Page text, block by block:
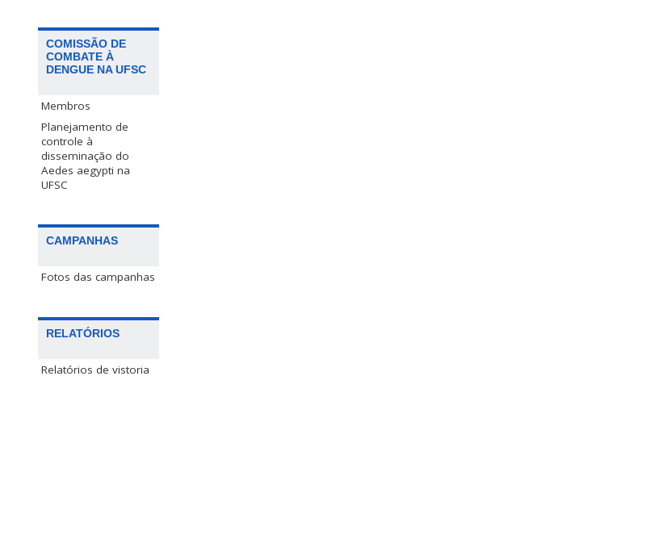
COMISSÃO DE
COMBATE À
DENGUE NA UFSC
Membros
Planejamento de
controle à
disseminação do
Aedes aegypti na
UFSC
CAMPANHAS
Fotos das campanhas
RELATÓRIOS
Relatórios de vistoria